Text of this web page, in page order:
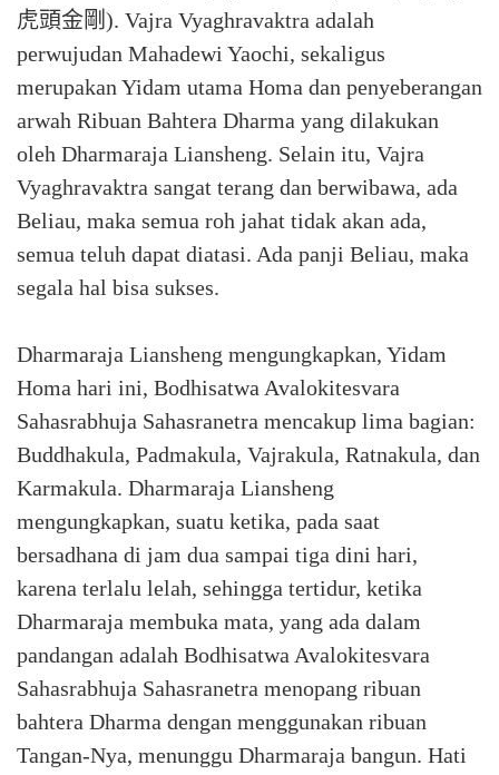
虎頭金剛). Vajra Vyaghravaktra adalah
perwujudan Mahadewi Yaochi, sekaligus
merupakan Yidam utama Homa dan penyeberangan
arwah Ribuan Bahtera Dharma yang dilakukan
oleh Dharmaraja Liansheng. Selain itu, Vajra
Vyaghravaktra sangat terang dan berwibawa, ada
Beliau, maka semua roh jahat tidak akan ada,
semua teluh dapat diatasi. Ada panji Beliau, maka
segala hal bisa sukses.
Dharmaraja Liansheng mengungkapkan, Yidam
Homa hari ini, Bodhisatwa Avalokitesvara
Sahasrabhuja Sahasranetra mencakup lima bagian:
Buddhakula, Padmakula, Vajrakula, Ratnakula, dan
Karmakula. Dharmaraja Liansheng
mengungkapkan, suatu ketika, pada saat
bersadhana di jam dua sampai tiga dini hari,
karena terlalu lelah, sehingga tertidur, ketika
Dharmaraja membuka mata, yang ada dalam
pandangan adalah Bodhisatwa Avalokitesvara
Sahasrabhuja Sahasranetra menopang ribuan
bahtera Dharma dengan menggunakan ribuan
Tangan-Nya, menunggu Dharmaraja bangun. Hati